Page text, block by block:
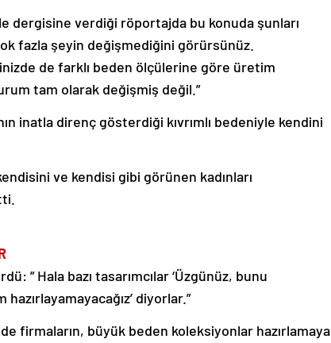
dergisine verdiği röportajda bu konuda şunları
fazla şeyin değişmediğini görürsünüz.
de farklı beden ölçülerine göre üretim
tam olarak değişmiş değil.”
inatla direnç gösterdiği kıvrımlı bedeniyle kendini
ve kendisi gibi görünen kadınları
” Hala bazı tasarımcılar ‘Üzgünüz, bunu
diyorlar.”
firmaların, büyük beden koleksiyonlar hazırlamaya